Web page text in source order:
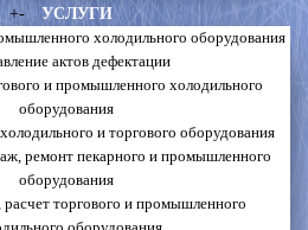
+-
УСЛУГИ
холодильного оборудования
актов дефектации
и промышленного холодильного
оборудования
и торгового оборудования
ремонт пекарного и промышленного
оборудования
торгового и промышленного